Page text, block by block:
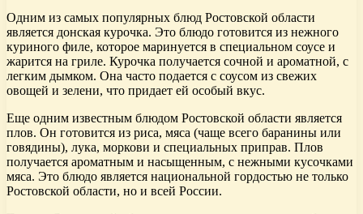
Одним из самых популярных блюд Ростовской области
является донская курочка. Это блюдо готовится из нежного
куриного филе, которое маринуется в специальном соусе и
жарится на гриле. Курочка получается сочной и ароматной, с
легким дымком. Она часто подается с соусом из свежих
овощей и зелени, что придает ей особый вкус.
Еще одним известным блюдом Ростовской области является
плов. Он готовится из риса, мяса (чаще всего баранины или
говядины), лука, моркови и специальных приправ. Плов
получается ароматным и насыщенным, с нежными кусочками
мяса. Это блюдо является национальной гордостью не только
Ростовской области, но и всей России.